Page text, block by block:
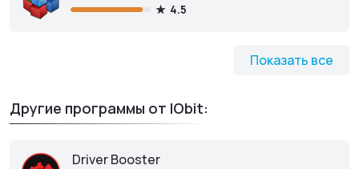
Показать все
4.5
Другие программы от IObit:
Driver Booster